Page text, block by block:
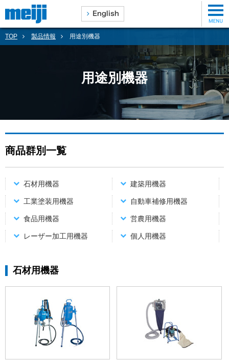
TOP 製品情報 用途別機器
用途別機器
商品群別一覧
石材用機器 建築用機器
工業塗装用機器 自動車補修用機器
食品用機器 営農用機器
レーザー加工用機器 個人用機器
石材用機器